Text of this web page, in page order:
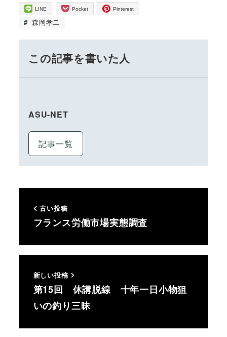
LINE Pocket Pinterest
森岡孝二
この記事を書いた人
ASU-NET
記事一覧
古い投稿
フランス労働市場実態調査
新しい投稿
第15回 休講脱線 十年一日小物狙
いの釣り三昧